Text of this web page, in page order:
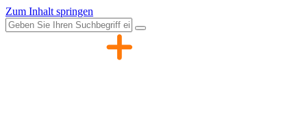
Zum Inhalt springen